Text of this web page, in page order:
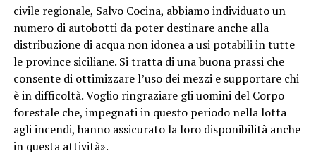
civile regionale, Salvo Cocina, abbiamo individuato un
numero di autobotti da poter destinare anche alla
distribuzione di acqua non idonea a usi potabili in tutte
le province siciliane. Si tratta di una buona prassi che
consente di ottimizzare l’uso dei mezzi e supportare chi
è in difficoltà. Voglio ringraziare gli uomini del Corpo
forestale che, impegnati in questo periodo nella lotta
agli incendi, hanno assicurato la loro disponibilità anche
in questa attività».